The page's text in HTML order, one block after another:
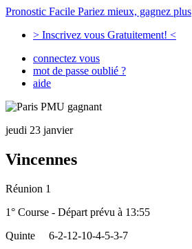
Pronostic Facile Pariez mieux, gagnez plus
> Inscrivez vous Gratuitement! <
connectez vous
mot de passe oublié ?
aide
jeudi 23 janvier
Vincennes
Réunion 1
1° Course - Départ prévu à 13:55
Quinte
6-2-12-10-4-5-3-7